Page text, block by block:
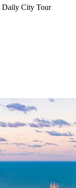
Daily City Tour